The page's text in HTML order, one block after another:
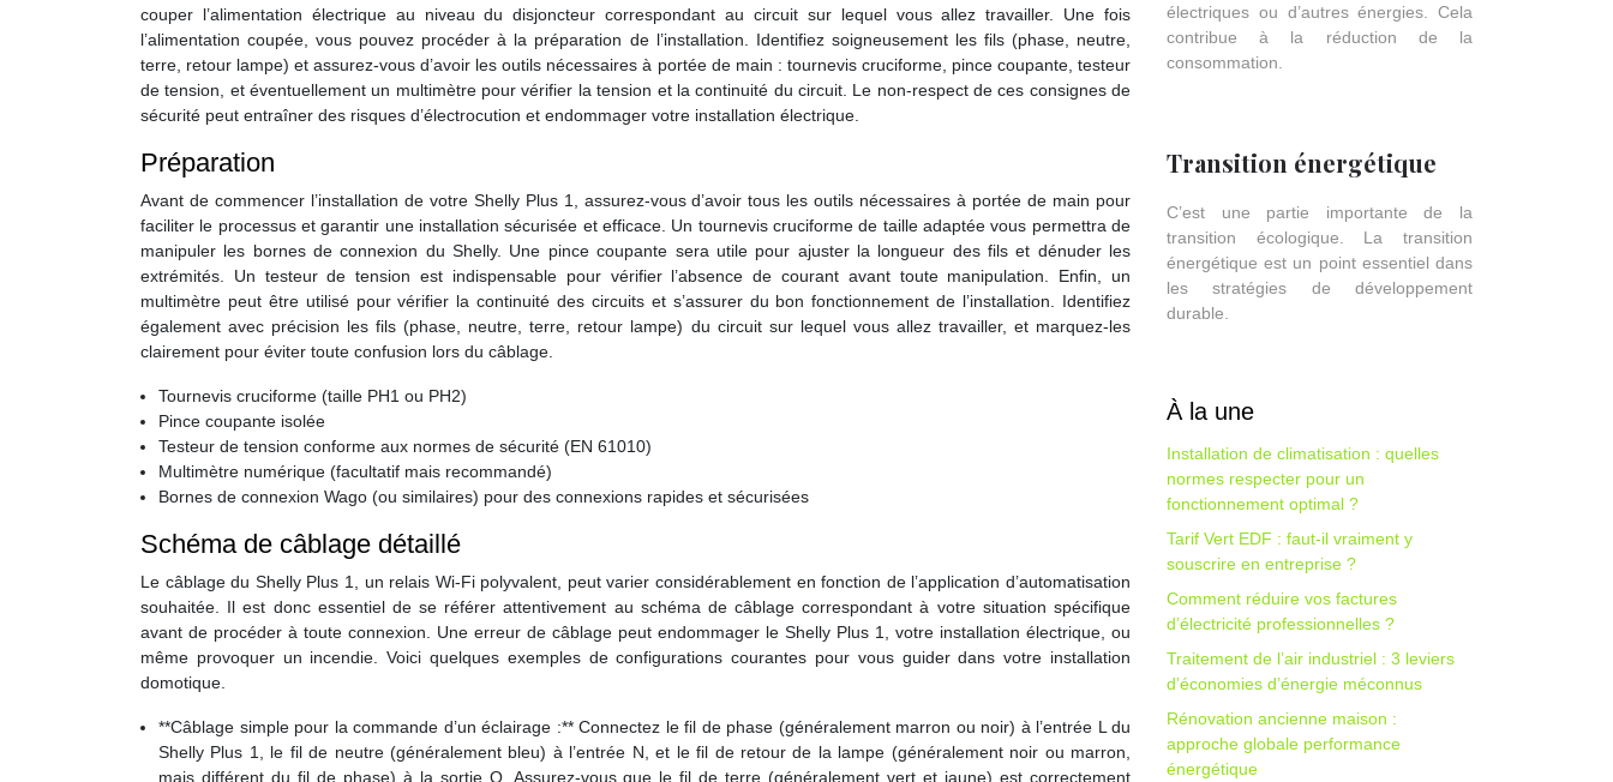
couper l’alimentation électrique au niveau du disjoncteur correspondant au circuit sur lequel vous allez travailler. Une fois
l’alimentation coupée, vous pouvez procéder à la préparation de l’installation. Identifiez soigneusement les fils (phase, neutre,
terre, retour lampe) et assurez-vous d’avoir les outils nécessaires à portée de main : tournevis cruciforme, pince coupante, testeur
de tension, et éventuellement un multimètre pour vérifier la tension et la continuité du circuit. Le non-respect de ces consignes de
sécurité peut entraîner des risques d’électrocution et endommager votre installation électrique.
Préparation
Avant de commencer l’installation de votre Shelly Plus 1, assurez-vous d’avoir tous les outils nécessaires à portée de main pour
faciliter le processus et garantir une installation sécurisée et efficace. Un tournevis cruciforme de taille adaptée vous permettra de
manipuler les bornes de connexion du Shelly. Une pince coupante sera utile pour ajuster la longueur des fils et dénuder les
extrémités. Un testeur de tension est indispensable pour vérifier l’absence de courant avant toute manipulation. Enfin, un
multimètre peut être utilisé pour vérifier la continuité des circuits et s’assurer du bon fonctionnement de l’installation. Identifiez
également avec précision les fils (phase, neutre, terre, retour lampe) du circuit sur lequel vous allez travailler, et marquez-les
clairement pour éviter toute confusion lors du câblage.
Tournevis cruciforme (taille PH1 ou PH2)
Pince coupante isolée
Testeur de tension conforme aux normes de sécurité (EN 61010)
Multimètre numérique (facultatif mais recommandé)
Bornes de connexion Wago (ou similaires) pour des connexions rapides et sécurisées
Schéma de câblage détaillé
Le câblage du Shelly Plus 1, un relais Wi-Fi polyvalent, peut varier considérablement en fonction de l’application d’automatisation
souhaitée. Il est donc essentiel de se référer attentivement au schéma de câblage correspondant à votre situation spécifique
avant de procéder à toute connexion. Une erreur de câblage peut endommager le Shelly Plus 1, votre installation électrique, ou
même provoquer un incendie. Voici quelques exemples de configurations courantes pour vous guider dans votre installation
domotique.
**Câblage simple pour la commande d’un éclairage :** Connectez le fil de phase (généralement marron ou noir) à l’entrée L du
Shelly Plus 1, le fil de neutre (généralement bleu) à l’entrée N, et le fil de retour de la lampe (généralement noir ou marron,
mais différent du fil de phase) à la sortie O. Assurez-vous que le fil de terre (généralement vert et jaune) est correctement
électriques ou d’autres énergies. Cela
contribue à la réduction de la
consommation.
Transition énergétique
C’est une partie importante de la
transition écologique. La transition
énergétique est un point essentiel dans
les stratégies de développement
durable.
À la une
Installation de climatisation : quelles
normes respecter pour un
fonctionnement optimal ?
Tarif Vert EDF : faut-il vraiment y
souscrire en entreprise ?
Comment réduire vos factures
d’électricité professionnelles ?
Traitement de l’air industriel : 3 leviers
d’économies d’énergie méconnus
Rénovation ancienne maison :
approche globale performance
énergétique